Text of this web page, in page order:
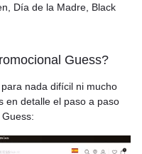
Día de la Madre, Black
Guess?
nada difícil ni mucho
en detalle el paso a paso